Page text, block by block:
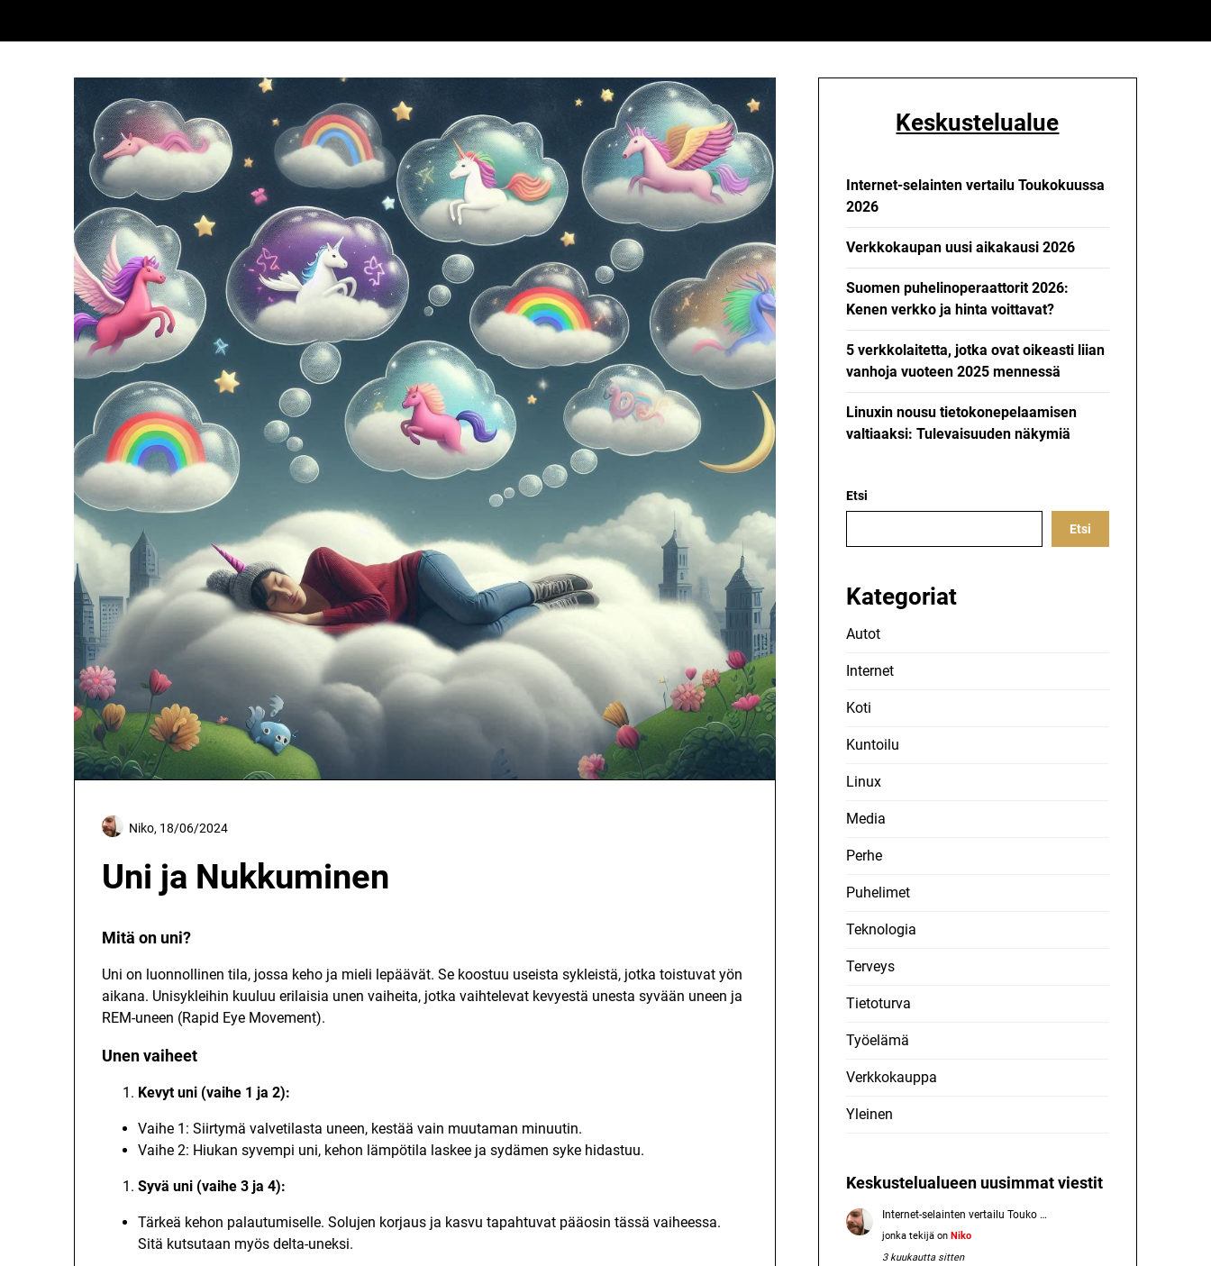
Uni ja Nukkuminen
Niko, 18/06/2024
Mitä on uni?
Uni on luonnollinen tila, jossa keho ja mieli lepäävät. Se koostuu useista sykleistä, jotka toistuvat yön
aikana. Unisykleihin kuuluu erilaisia unen vaiheita, jotka vaihtelevat kevyestä unesta syvään uneen ja
REM-uneen (Rapid Eye Movement).
Unen vaiheet
Kevyt uni (vaihe 1 ja 2):
Vaihe 1: Siirtymä valvetilasta uneen, kestää vain muutaman minuutin.
Vaihe 2: Hiukan syvempi uni, kehon lämpötila laskee ja sydämen syke hidastuu.
Syvä uni (vaihe 3 ja 4):
Tärkeä kehon palautumiselle. Solujen korjaus ja kasvu tapahtuvat pääosin tässä vaiheessa.
Sitä kutsutaan myös delta-uneksi.
Keskustelualue
Internet-selainten vertailu Toukokuussa
2026
Verkkokaupan uusi aikakausi 2026
Suomen puhelinoperaattorit 2026:
Kenen verkko ja hinta voittavat?
5 verkkolaitetta, jotka ovat oikeasti liian
vanhoja vuoteen 2025 mennessä
Linuxin nousu tietokonepelaamisen
valtiaaksi: Tulevaisuuden näkymiä
Etsi
Etsi
Kategoriat
Autot
Internet
Koti
Kuntoilu
Linux
Media
Perhe
Puhelimet
Teknologia
Terveys
Tietoturva
Työelämä
Verkkokauppa
Yleinen
Keskustelualueen uusimmat viestit
Internet-selainten vertailu Touko …
jonka tekijä on Niko
3 kuukautta sitten